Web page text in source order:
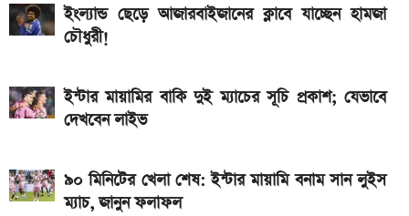
একটু পর শুরু, Milan Vs Inter ম্যাচ; লাইভ দেখুন এখানে
আজকের স্বর্ণের বাজারদর: ০৬ আগস্ট ২০২৬
একটু পর শুরু, চেলসি ও জুভেন্টাস ম্যাচ; লাইভ দেখুন এখানে
এসএসসি ও সমমানের ফল কবে জানাল শিক্ষা বোর্ড
আসছে টানা ৫ দিনের বৃষ্টি!
ইংল্যান্ড ছেড়ে আজারবাইজানের ক্লাবে যাচ্ছেন হামজা
চৌধুরী!
ইন্টার মায়ামির বাকি দুই ম্যাচের সূচি প্রকাশ; যেভাবে
দেখবেন লাইভ
৯০ মিনিটের খেলা শেষ: ইন্টার মায়ামি বনাম সান লুইস
ম্যাচ, জানুন ফলাফল